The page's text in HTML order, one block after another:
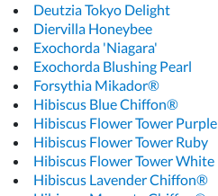
Deutzia Tokyo Delight
Diervilla Honeybee
Exochorda 'Niagara'
Exochorda Blushing Pearl
Forsythia Mikador®
Hibiscus Blue Chiffon®
Hibiscus Flower Tower Purple
Hibiscus Flower Tower Ruby
Hibiscus Flower Tower White
Hibiscus Lavender Chiffon®